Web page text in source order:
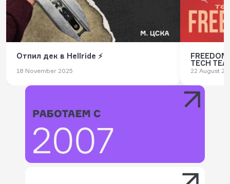
Отпил дек в Hellride ⚡️
18 November 2025
TECH
22 August